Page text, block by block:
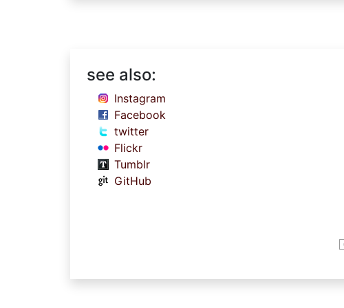
see also:
Instagram
Facebook
twitter
Flickr
Tumblr
GitHub